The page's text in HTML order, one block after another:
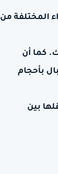
المختلفة من
كما أن
بأحجام
بين